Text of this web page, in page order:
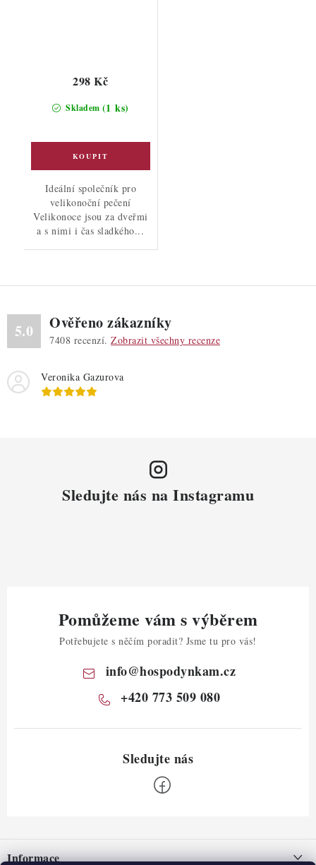
Skladem (1 ks)
298 Kč
Ideální společník pro
velikonoční pečení
Velikonoce jsou za dveřmi
a s nimi i čas sladkého...
5.0 Ověřeno zákazníky
7408 recenzí. Zobrazit všechny recenze
Veronika Gazurova
Sledujte nás na Instagramu
Pomůžeme vám s výběrem
Potřebujete s něčím poradit? Jsme tu pro vás!
info@hospodynkam.cz
+420 773 509 080
Informace